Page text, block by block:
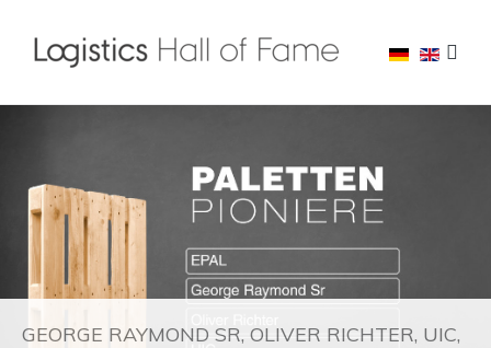
GEORGE RAYMOND SR, OLIVER RICHTER, UIC,